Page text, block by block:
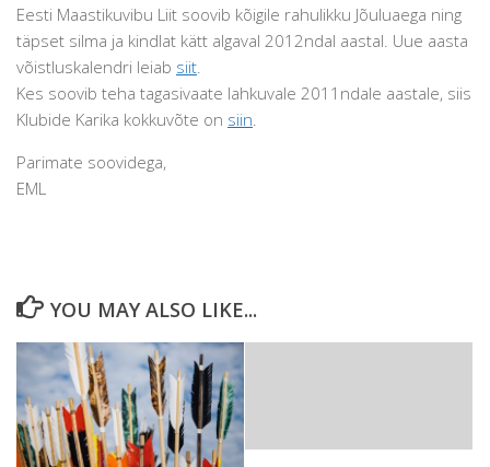
Eesti Maastikuvibu Liit soovib kõigile rahulikku Jõuluaega ning
täpset silma ja kindlat kätt algaval 2012ndal aastal. Uue aasta
võistluskalendri leiab siit.
Kes soovib teha tagasivaate lahkuvale 2011ndale aastale, siis
Klubide Karika kokkuvõte on siin.
Parimate soovidega,
EML
YOU MAY ALSO LIKE...